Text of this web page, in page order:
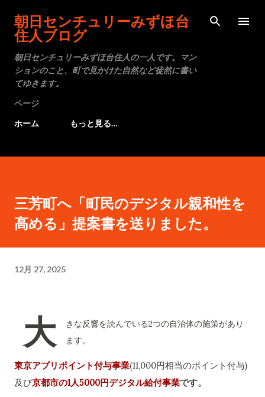
スキップしてメイン コンテンツに移動
朝日センチュリーみずほ台
住人ブログ
朝日センチュリーみずほ台住人の一人です。マン
ションのこと、町で見かけた自然など徒然に書い
てゆきます。
ページ
ホーム
もっと見る…
三芳町へ「町民のデジタル親和性を
高める」提案書を送りました。
12月 27, 2025
大
きな反響を読んでいる2つの自治体の施策があり
ます。
東京アプリポイント付与事業(11,000円相当のポイント付与)
及び京都市の1人5000円デジタル給付事業です。